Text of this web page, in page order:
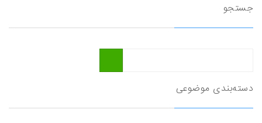
جستجو
دسته‌بندی موضوعی